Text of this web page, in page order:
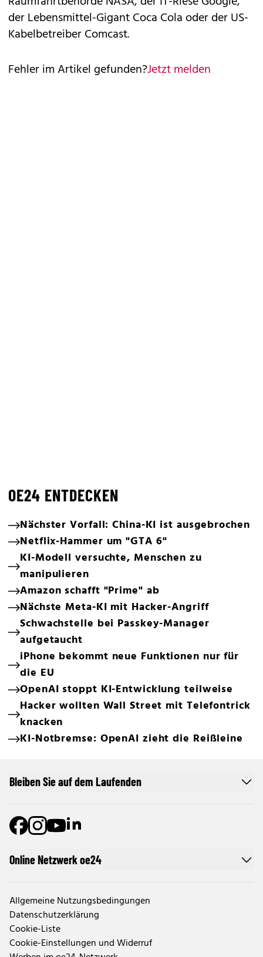
der Lebensmittel-Gigant Coca Cola oder der US-
Kabelbetreiber Comcast.
Fehler im Artikel gefunden?Jetzt melden
OE24 ENTDECKEN
Nächster Vorfall: China-KI ist ausgebrochen
Netflix-Hammer um "GTA 6"
KI-Modell versuchte, Menschen zu
manipulieren
Amazon schafft "Prime" ab
Nächste Meta-KI mit Hacker-Angriff
Schwachstelle bei Passkey-Manager
aufgetaucht
iPhone bekommt neue Funktionen nur für
die EU
OpenAI stoppt KI-Entwicklung teilweise
Hacker wollten Wall Street mit Telefontrick
knacken
KI-Notbremse: OpenAI zieht die Reißleine
Online Netzwerk oe24
Allgemeine Nutzungsbedingungen
Datenschutzerklärung
Cookie-Liste
Cookie-Einstellungen und Widerruf
Bleiben Sie auf dem Laufenden